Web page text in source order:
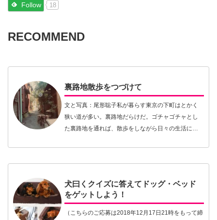
Follow 18
RECOMMEND
裏路地散歩をつづけて
文と写真：尾形聡子私が暮らす東京の下町はとかく
狭い道が多い。裏路地だらけだ。ゴチャゴチャとし
た裏路地を通れば、散歩をしながら日々の生活にま
が同じであっ…【続きを読む】
犬曰くクイズに答えてドッグ・ベッド
をゲットしよう！
（こちらのご応募は2018年12月17日21時をもって締